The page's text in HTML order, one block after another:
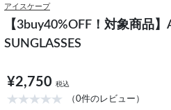
アイスケープ
【3buy40%OFF！対象商品】
SUNGLASSES
¥2,750 税込
（0件のレビュー）